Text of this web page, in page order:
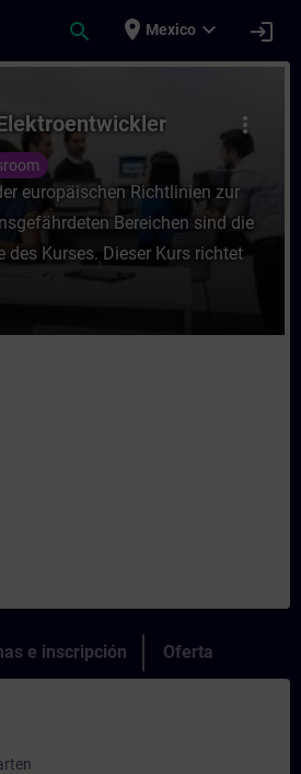
search place Mexico expand_more login
für
more_vert
europäischen Richtlinien zur
Bereichen sind die
des Kurses. Dieser Kurs richtet
e inscripción Oferta